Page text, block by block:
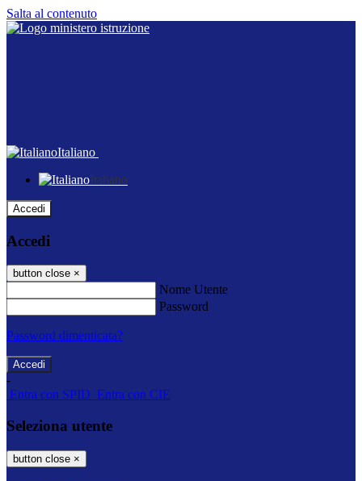
Salta al contenuto
Italiano
Italiano
Accedi
Accedi
button close ×
Nome Utente
Password
Password dimenticata?
-
Entra con SPID Entra con CIE
Seleziona utente
button close ×